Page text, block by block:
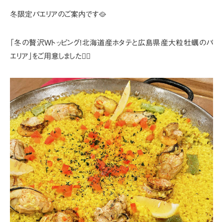
冬限定パエリアのご案内です🥘
「冬の贅沢Wトッピング!北海道産ホタテと広島県産大粒牡蠣のパ
エリア」 をご用意しました💁‍♀️